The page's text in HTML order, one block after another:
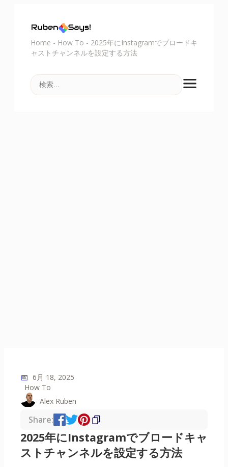
Home - How To - 2025年にInstagramでブロードキ
ャストチャンネルを設定する方法
📅 6月 18, 2025
How To
Alex Ruben
Share:
2025年にInstagramでブロードキャ
ストチャンネルを設定する方法